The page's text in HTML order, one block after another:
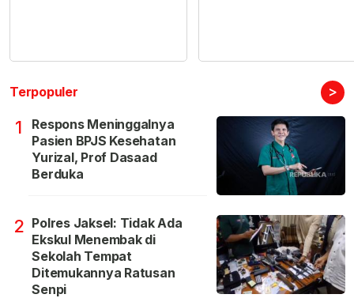
Terpopuler >
1
Respons Meninggalnya
Pasien BPJS Kesehatan
Yurizal, Prof Dasaad
Berduka
2 Polres Jaksel: Tidak Ada
Ekskul Menembak di
Sekolah Tempat
Ditemukannya Ratusan
Senpi